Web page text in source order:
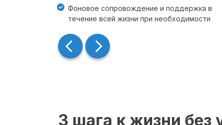
Фоновое сопровождение и поддержка в
течение всей жизни при необходимости
3 шага к жизни без